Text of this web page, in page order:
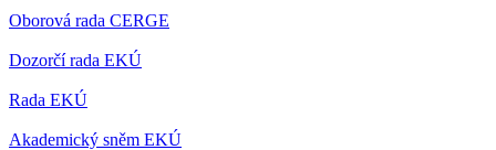
Oborová rada CERGE
Dozorčí rada EKÚ
Rada EKÚ
Akademický sněm EKÚ